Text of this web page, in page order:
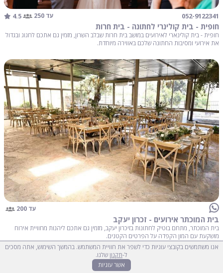
052-9122341 עד 250 4.5
חופית - בית קולינרי לחתונה - בית חרות
חופית - בית קולינארי לאירועים במושב בית חרות שבלב השרון, מזמין גם אתכם לחגוג ובגדול
את אירועי ומסיבות החתונה שלכם באווירה מיוחדת.
עד 200
בית המוכתר אירועים - זכרון יעקב
בית המוכתר, מתחם בוטיק לחתונות בזיכרון יעקב, מזמין גם אתכם ליהנות מחוויית אירוח
מושקעת עם המון הקפדה על הפרטים הקטנים.
אנו משתמשים בקובצי עוגיות כדי לשפר את חוויית המשתמש. בהמשך השימוש, אתה מסכים
ל-תקנוןשלנו.
אשר עוגיות